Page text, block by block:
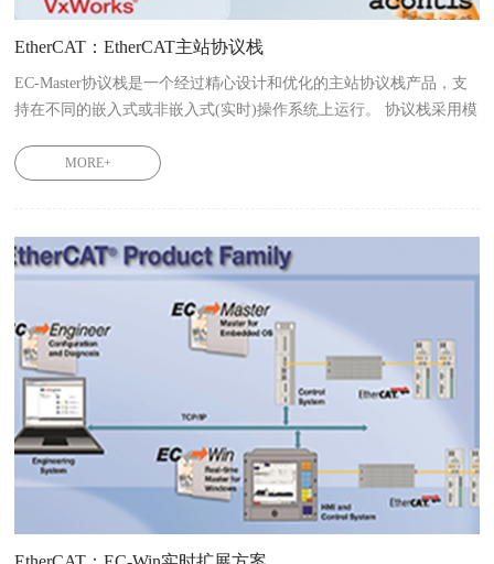
EtherCAT：EtherCAT主站协议栈
EC-Master协议栈是一个经过精心设计和优化的主站协议栈产品，支
持在不同的嵌入式或非嵌入式(实时)操作系统上运行。 协议栈采用模
换满足客户不同需求。 更好地帮助客户实现EtherCAT主站控制器的
MORE+